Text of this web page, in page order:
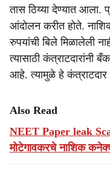
तास ठिय्या देण्यात आला.
आंदोलन करीत होते.
रुपयांची बिले मिळालेली
त्यासाठी
आहे. त्यामुळे हे
Also Read
NEET Paper leak
मोटेगावकरचे नाशिक